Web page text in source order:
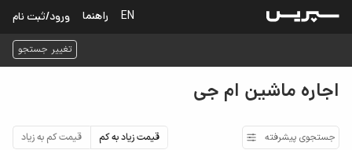
EN راهنما ورود/ثبت نام
تغییر جستجو
اجاره ماشین ام جی
قیمت زیاد به کم قیمت کم به زیاد جستجوی پیشرفته